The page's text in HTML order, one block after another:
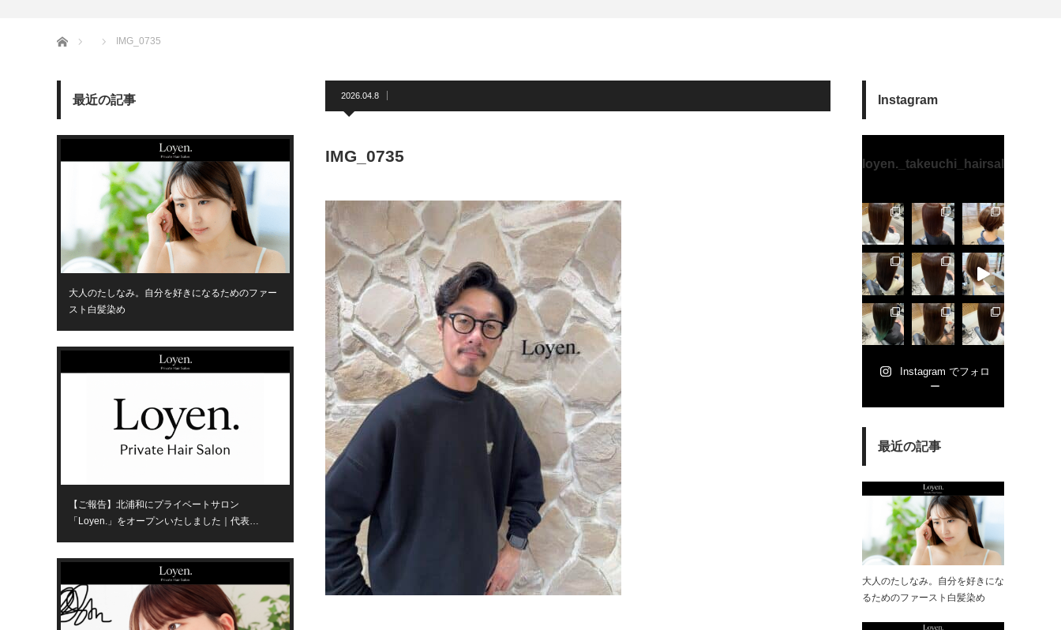
ホーム IMG_0735
2026.04.8
IMG_0735
最近の記事
大人のたしなみ。自分を好きになるためのファー
スト白髪染め
【ご報告】北浦和にプライベートサロン
「Loyen.」をオープンいたしました｜代表…
Instagram
loyen._takeuchi_hairsalon
Instagram でフォロ
ー
最近の記事
大人のたしなみ。自分を好きにな
るためのファースト白髪染め